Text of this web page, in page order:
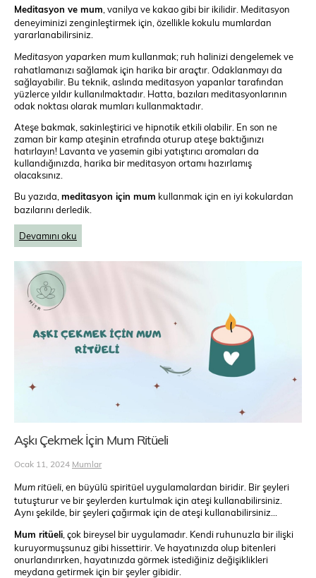
Meditasyon ve mum , vanilya ve kakao gibi bir ikilidir. Meditasyon
deneyiminizi zenginleştirmek için, özellikle kokulu mumlardan
yararlanabilirsiniz.
Meditasyon yaparken mum kullanmak; ruh halinizi dengelemek ve
rahatlamanızı sağlamak için harika bir araçtır. Odaklanmayı da
sağlayabilir. Bu teknik, aslında meditasyon yapanlar tarafından
yüzlerce yıldır kullanılmaktadır. Hatta, bazıları meditasyonlarının
odak noktası olarak mumları kullanmaktadır.
Ateşe bakmak, sakinleştirici ve hipnotik etkili olabilir. En son ne
zaman bir kamp ateşinin etrafında oturup ateşe baktığınızı
hatırlayın! Lavanta ve yasemin gibi yatıştırıcı aromaları da
kullandığınızda, harika bir meditasyon ortamı hazırlamış
olacaksınız.
Bu yazıda, meditasyon için mum kullanmak için en iyi kokulardan
bazılarını derledik.
Devamını oku
Aşkı Çekmek İçin Mum Ritüeli
Ocak 11, 2024 Mumlar
Mum ritüeli , en büyülü spiritüel uygulamalardan biridir. Bir şeyleri
tutuşturur ve bir şeylerden kurtulmak için ateşi kullanabilirsiniz.
Aynı şekilde, bir şeyleri çağırmak için de ateşi kullanabilirsiniz…
Mum ritüeli , çok bireysel bir uygulamadır. Kendi ruhunuzla bir ilişki
kuruyormuşsunuz gibi hissettirir. Ve hayatınızda olup bitenleri
onurlandırırken, hayatınızda görmek istediğiniz değişiklikleri
meydana getirmek için bir şeyler gibidir.